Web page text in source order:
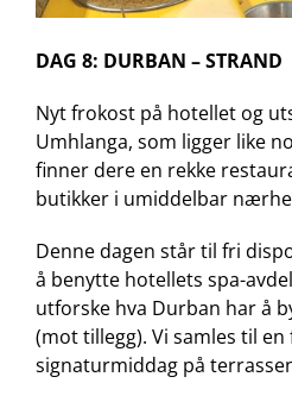
DAG 8: DURBAN – STRAND
Nyt frokost på hotellet og
Umhlanga, som ligger like
finner dere en rekke
butikker i umiddelbar
Denne dagen står til fri
å benytte hotellets spa-
utforske hva Durban har å
(mot tillegg). Vi samles til en
signaturmiddag på